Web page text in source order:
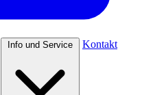
Info und Service Kontakt